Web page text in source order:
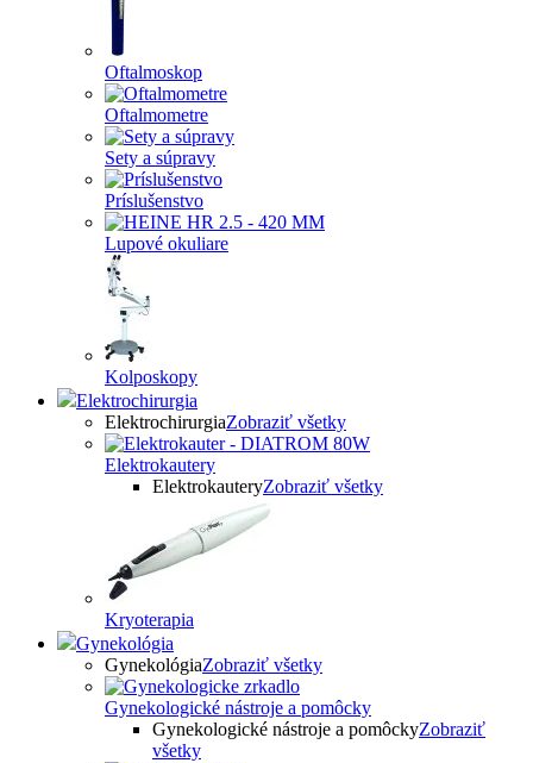
Oftalmoskop
Oftalmometre
Sety a súpravy
Príslušenstvo
Lupové okuliare
Kolposkopy
Elektrochirurgia
ElektrochirurgiaZobraziť všetky
Elektrokautery
ElektrokauteryZobraziť všetky
Kryoterapia
Gynekológia
GynekológiaZobraziť všetky
Gynekologické nástroje a pomôcky
Gynekologické nástroje a pomôckyZobraziť
všetky